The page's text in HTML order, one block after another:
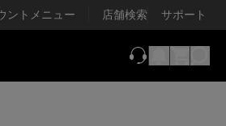
ントメニュー 店舗検索 サポート